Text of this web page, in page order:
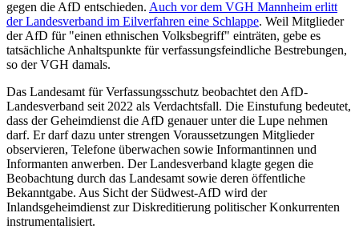
gegen die AfD entschieden. Auch vor dem VGH Mannheim erlitt
der Landesverband im Eilverfahren eine Schlappe. Weil Mitglieder
der AfD für "einen ethnischen Volksbegriff" einträten, gebe es
tatsächliche Anhaltspunkte für verfassungsfeindliche Bestrebungen,
so der VGH damals.
Das Landesamt für Verfassungsschutz beobachtet den AfD-
Landesverband seit 2022 als Verdachtsfall. Die Einstufung bedeutet,
dass der Geheimdienst die AfD genauer unter die Lupe nehmen
darf. Er darf dazu unter strengen Voraussetzungen Mitglieder
observieren, Telefone überwachen sowie Informantinnen und
Informanten anwerben. Der Landesverband klagte gegen die
Beobachtung durch das Landesamt sowie deren öffentliche
Bekanntgabe. Aus Sicht der Südwest-AfD wird der
Inlandsgeheimdienst zur Diskreditierung politischer Konkurrenten
instrumentalisiert.